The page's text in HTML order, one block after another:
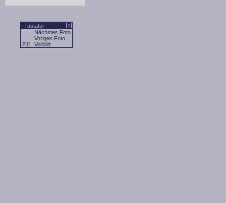
Tastatur X
: Nächstes Foto
: Voriges Foto
F11 : Vollbild